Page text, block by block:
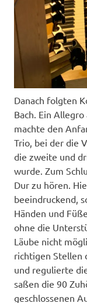
Danach folgten
Bach. Ein
machte den
Trio, bei der die
die zweite und
wurde. Zum
Dur zu hören.
beeindruckend,
Händen und
ohne die
Läube nicht
richtigen Stellen
und regulierte
saßen die 90
geschlossenen